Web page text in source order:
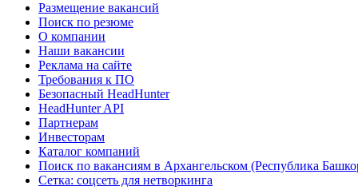
Размещение вакансий
Поиск по резюме
О компании
Наши вакансии
Реклама на сайте
Требования к ПО
Безопасный HeadHunter
HeadHunter API
Партнерам
Инвесторам
Каталог компаний
Поиск по вакансиям в Архангельском (Республика
Сетка: соцсеть для нетворкинга